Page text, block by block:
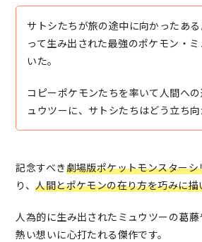
サトシたちが旅の途中に向かったあ
って生み出された最強のポケモン・
いた。
コピーポケモンたちを率いて人間へ
ュウツーに、サトシたちはどう立ち向
記念すべき劇場版ポケットモンスター
り、人間とポケモンの在り方を巧みに描
人為的に生み出されたミュウツーの葛
熱い想いに心打たれる傑作です。